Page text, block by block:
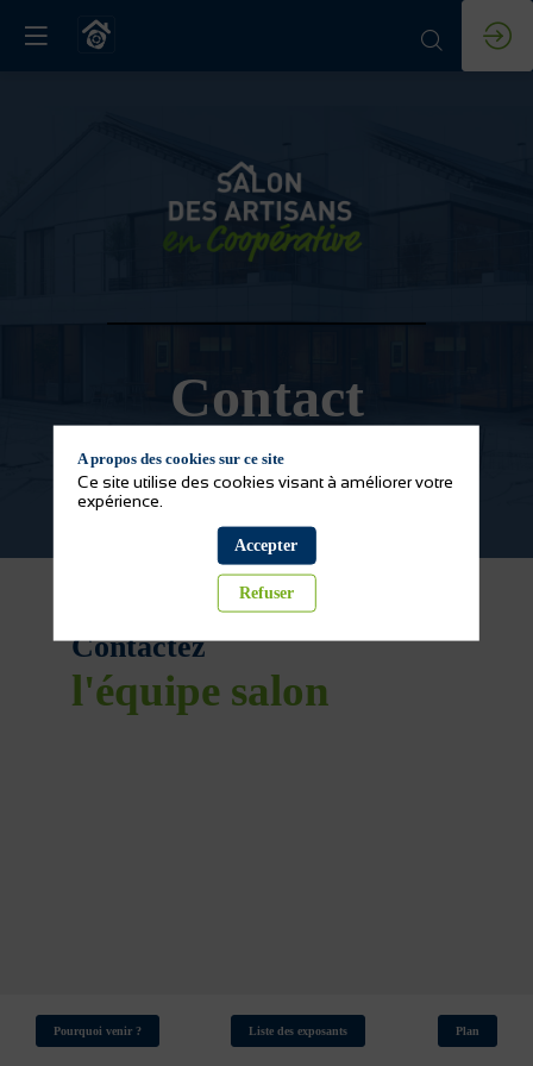
Contact
Contactez
l'équipe salon
Pourquoi venir ? Liste des exposants Plan
A propos des cookies sur ce site
Ce site utilise des cookies visant à améliorer votre
expérience.
Accepter
Refuser